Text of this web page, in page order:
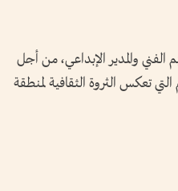
الفني والمدير الإبداعي، من أجل
تعكس الثروة الثقافية لمنطقة